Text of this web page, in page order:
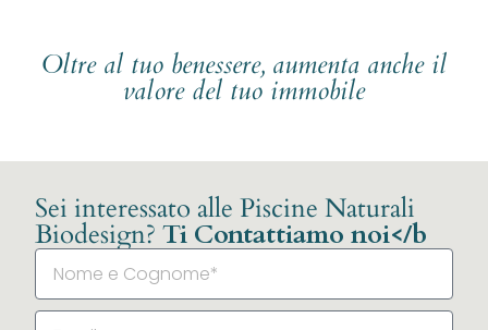
Oltre al tuo benessere, aumenta anche il
valore del tuo immobile
Sei interessato alle Piscine Naturali
Biodesign? Ti Contattiamo noi</b